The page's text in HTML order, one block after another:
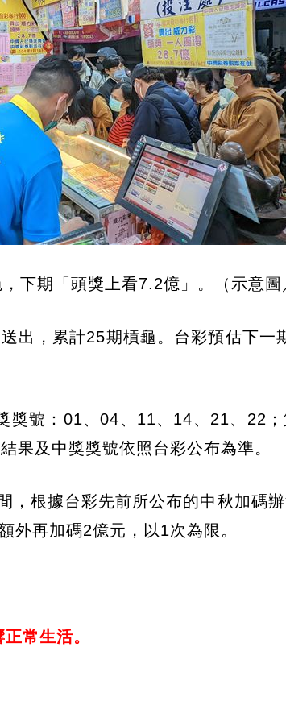
下期「頭獎上看7.2億」。（示意圖
出，累計25期槓龜。台彩預估下一
號：01、04、11、14、21、22；
果及中獎獎號依照台彩公布為準。
，根據台彩先前所公布的中秋加碼
外再加碼2億元，以1次為限。
常生活。